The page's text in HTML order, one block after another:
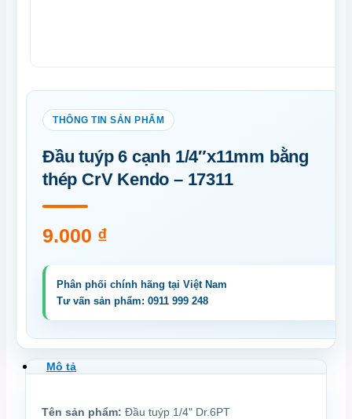
Đầu tuýp 6 cạnh 1/4″x11mm bằng
thép CrV Kendo – 17311
9.000 ₫
Mô tả
Tên sản phẩm: Đầu tuýp 1/4" Dr.6PT